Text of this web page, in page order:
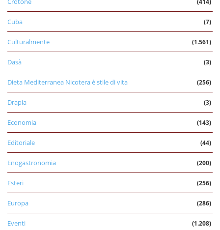
Cuba (7)
Culturalmente (1.561)
Dasà (3)
Dieta Mediterranea Nicotera è stile di vita (256)
Drapia (3)
Economia (143)
Editoriale (44)
Enogastronomia (200)
Esteri (256)
Europa (286)
Eventi (1.208)